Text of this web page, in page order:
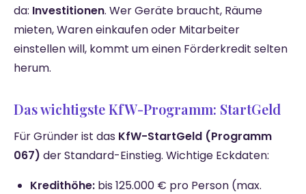
da: Investitionen. Wer Geräte braucht, Räume
mieten, Waren einkaufen oder Mitarbeiter
einstellen will, kommt um einen Förderkredit selten
herum.
Das wichtigste KfW-Programm: StartGeld
Für Gründer ist das KfW-StartGeld (Programm
067) der Standard-Einstieg. Wichtige Eckdaten:
Kredithöhe: bis 125.000 € pro Person (max.